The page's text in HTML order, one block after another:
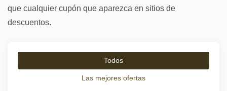
que cualquier cupón que aparezca en sitios de
descuentos.
Todos
Las mejores ofertas